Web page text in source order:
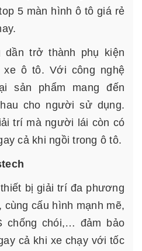
5 màn hình ô tô giá rẻ
dần trở thành phụ kiện
xe ô tô. Với công nghệ
sản phẩm mang đến
cho người sử dụng.
trí mà người lái còn có
cả khi ngồi trong ô tô.
bị giải trí đa phương
cấu hình mạnh mẽ,
chống chói,… đảm bảo
cả khi xe chạy với tốc